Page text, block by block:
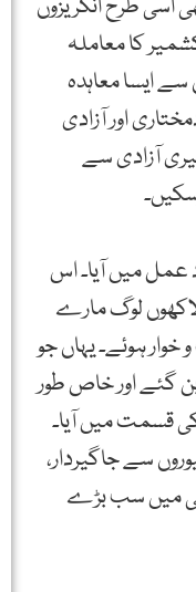
اسی طرح انگریزوں
کا معاملہ
ایسا معاہدہ
اور آزادی
آزادی سے
وجود عمل میں آیا۔ اس
لوگ مارے
ہوئے۔ یہاں جو
گئے اور خاص طور
قسمت میں آیا۔
سے جاگیردار،
ہی میں سب بڑے